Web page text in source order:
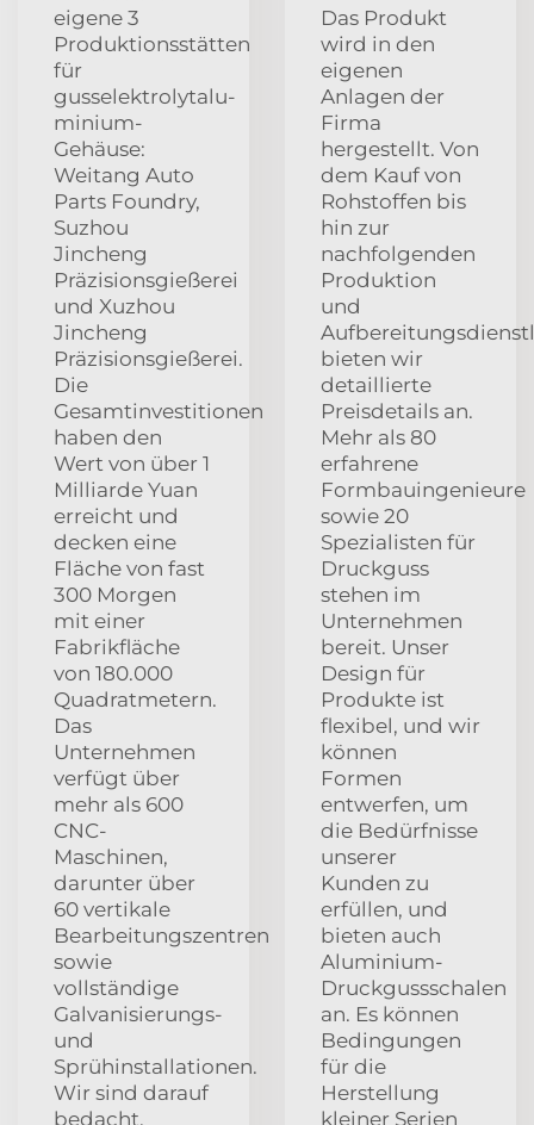
eigene 3
Produktionsstätten
für
gusselektrolytalu-
minium-
Gehäuse:
Weitang Auto
Parts Foundry,
Suzhou
Jincheng
Präzisionsgießerei
und Xuzhou
Jincheng
Präzisionsgießerei.
Die
Gesamtinvestitionen
haben den
Wert von über 1
Milliarde Yuan
erreicht und
decken eine
Fläche von fast
300 Morgen
mit einer
Fabrikfläche
von 180.000
Quadratmetern.
Das
Unternehmen
verfügt über
mehr als 600
CNC-
Maschinen,
darunter über
60 vertikale
Bearbeitungszentren
sowie
vollständige
Galvanisierungs-
und
Sprühinstallationen.
Wir sind darauf
bedacht,
Das Produkt
wird in den
eigenen
Anlagen der
Firma
hergestellt. Von
dem Kauf von
Rohstoffen bis
hin zur
nachfolgenden
Produktion
und
bieten wir
detaillierte
Preisdetails an.
Mehr als 80
erfahrene
Formbauingenieure
sowie 20
Spezialisten für
Druckguss
stehen im
Unternehmen
bereit. Unser
Design für
Produkte ist
flexibel, und wir
können
Formen
entwerfen, um
die Bedürfnisse
unserer
Kunden zu
erfüllen, und
bieten auch
Aluminium-
Druckgussschalen
an. Es können
Bedingungen
für die
Herstellung
kleiner Serien